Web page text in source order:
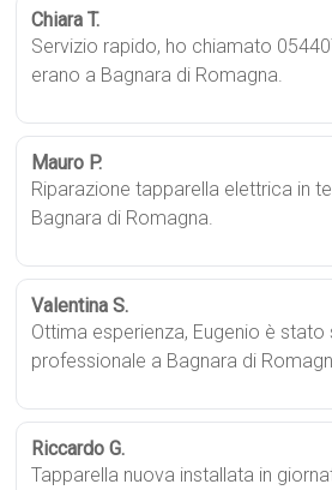
Chiara T.
Servizio rapido, ho chiamato
erano a Bagnara di Romagna.
Mauro P.
Riparazione tapparella elettrica in
Bagnara di Romagna.
Valentina S.
Ottima esperienza, Eugenio è stato
professionale a Bagnara di
Riccardo G.
Tapparella nuova installata in